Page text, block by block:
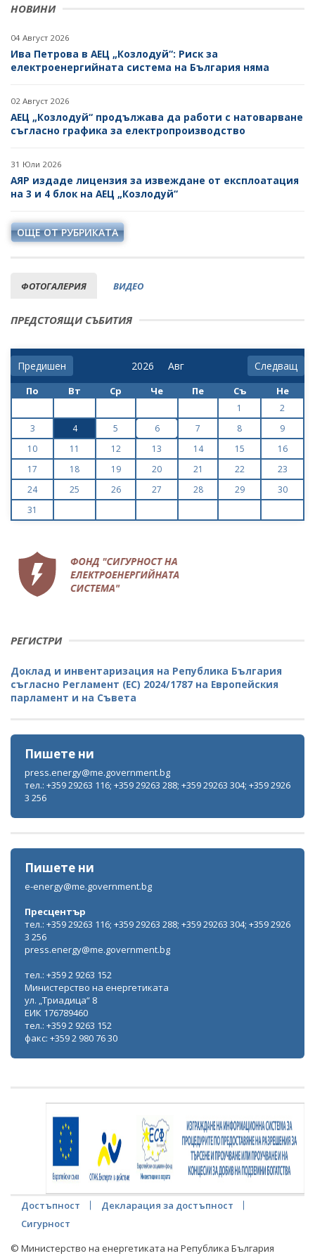
НОВИНИ
04 Август 2026
Ива Петрова в АЕЦ „Козлодуй“: Риск за
електроенергийната система на България няма
02 Август 2026
АЕЦ „Козлодуй“ продължава да работи с натоварване
съгласно графика за електропроизводство
31 Юли 2026
АЯР издаде лицензия за извеждане от експлоатация
на 3 и 4 блок на АЕЦ „Козлодуй“
ОЩЕ ОТ РУБРИКАТА
ФОТОГАЛЕРИЯ ВИДЕО
ПРЕДСТОЯЩИ СЪБИТИЯ
Предишен Следващ
По Вт Ср Че Пе Съ Не
1
2
3
4 5 6 7 8
9
10
11 12 13 14 15
16
17
18 19 20 21 22
23
24
25 26 27 28 29
30
31
РЕГИСТРИ
Доклад и инвентаризация на Република България
съгласно Регламент (ЕС) 2024/1787 на Европейския
парламент и на Съвета
Пишете ни
press.energy@me.government.bg
тел.: +359 29263 116; +359 29263 288; +359 29263 304; +359 2926
3 256
Пишете ни
e-energy@me.government.bg
Пресцентър
тел.: +359 29263 116; +359 29263 288; +359 29263 304; +359 2926
3 256
press.energy@me.government.bg
тел.: +359 2 9263 152
Министерство на енергетиката
ул. „Триадица“ 8
ЕИК 176789460
тел.: +359 2 9263 152
факс: +359 2 980 76 30
Достъпност
Декларация за достъпност
Сигурност
© Министерство на енергетиката на Република България